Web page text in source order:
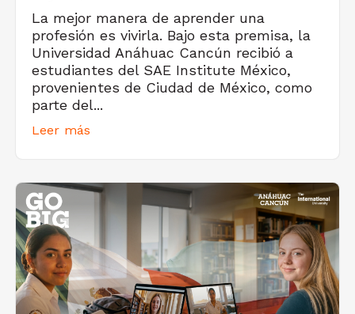
La mejor manera de aprender una
profesión es vivirla. Bajo esta premisa, la
Universidad Anáhuac Cancún recibió a
estudiantes del SAE Institute México,
provenientes de Ciudad de México, como
parte del...
Leer más